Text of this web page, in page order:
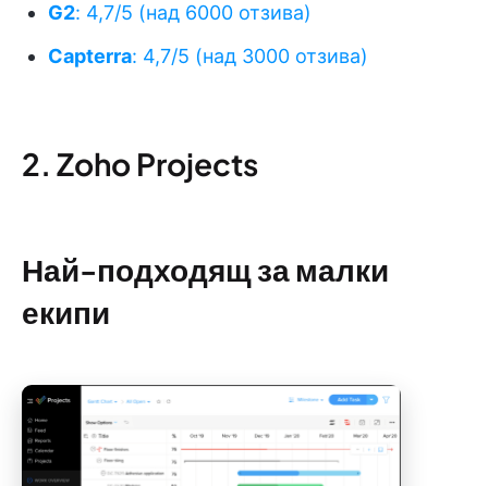
G2: 4,7/5 (над 6000 отзива)
Capterra: 4,7/5 (над 3000 отзива)
2. Zoho Projects
Най-подходящ за малки
екипи